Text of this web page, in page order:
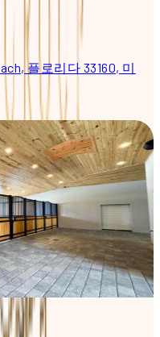
플로리다 33160, 미